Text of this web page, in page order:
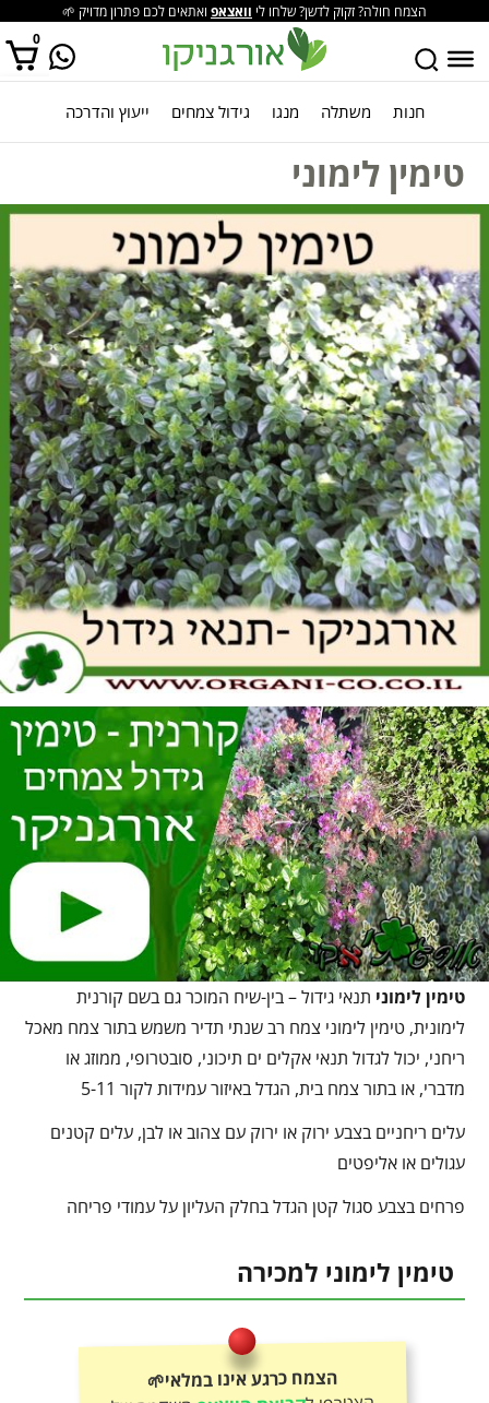
הצמח חולה? זקוק לדשן? שלחו לי וואצאפ ואתאים לכם פתרון מדויק 🌱
0
אין מוצרים בסל הקניות. חנות משתלה מנגו גידול צמחים ייעוץ והדרכה
טימין לימוני
טימין לימוני תנאי גידול – בין-שיח המוכר גם בשם קורנית
לימונית, טימין לימוני צמח רב שנתי תדיר משמש בתור צמח מאכל
ריחני, יכול לגדול תנאי אקלים ים תיכוני, סובטרופי, ממוזג או
מדברי, או בתור צמח בית, הגדל באיזור עמידות לקור 5-11
עלים ריחניים בצבע ירוק או ירוק עם צהוב או לבן, עלים קטנים
עגולים או אליפטים
פרחים בצבע סגול קטן הגדל בחלק העליון על עמודי פריחה
טימין לימוני למכירה
הצמח כרגע אינו במלאי🌱